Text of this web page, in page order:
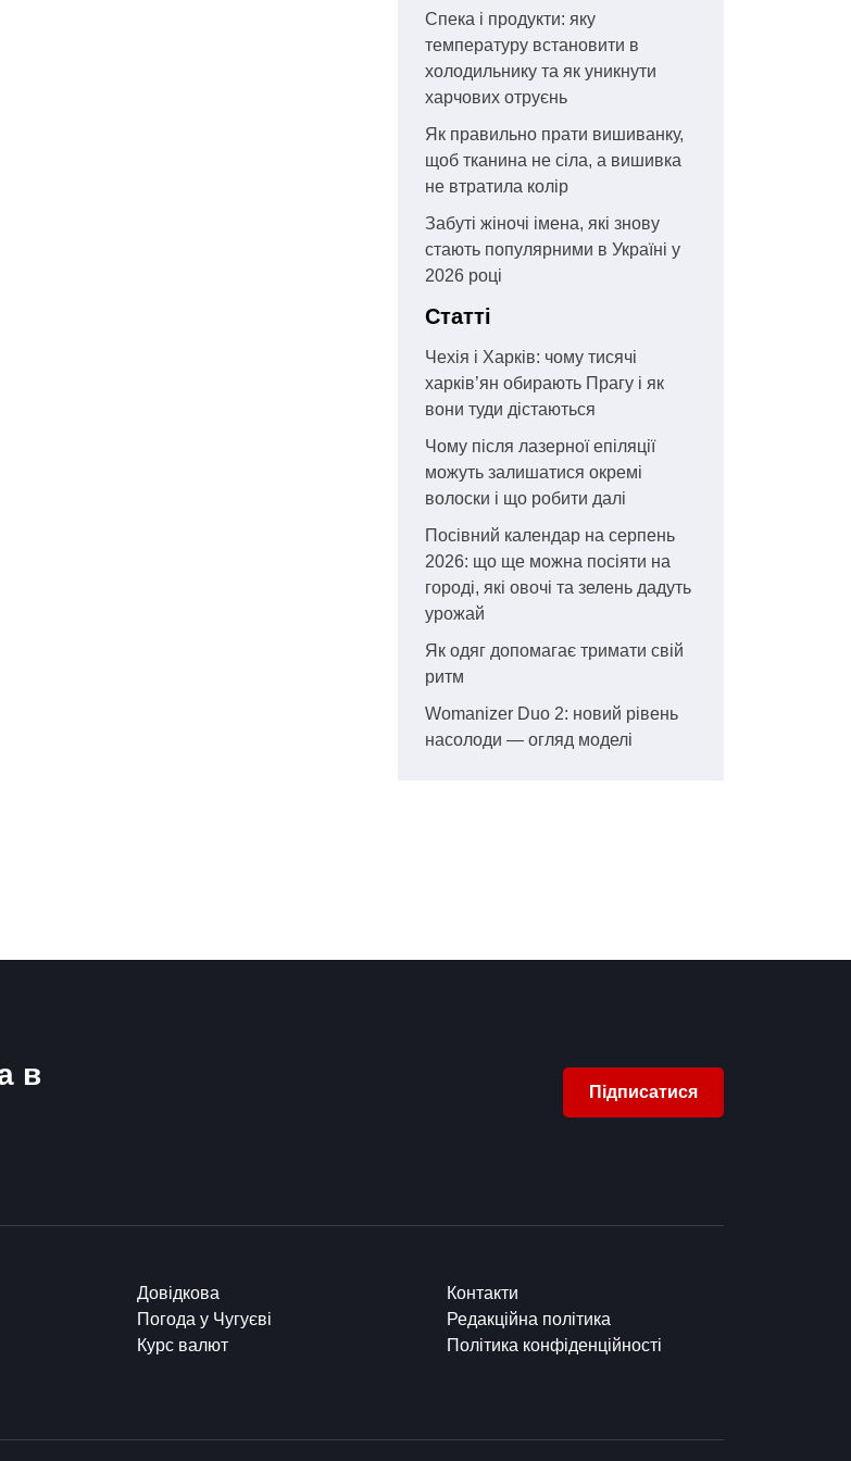
Спека і продукти: яку
температуру встановити в
холодильнику та як уникнути
харчових отруєнь
Як правильно прати вишиванку,
щоб тканина не сіла, а вишивка
не втратила колір
Забуті жіночі імена, які знову
стають популярними в Україні у
2026 році
Статті
Чехія і Харків: чому тисячі
харків’ян обирають Прагу і як
вони туди дістаються
Чому після лазерної епіляції
можуть залишатися окремі
волоски і що робити далі
Посівний календар на серпень
2026: що ще можна посіяти на
городі, які овочі та зелень дадуть
урожай
Як одяг допомагає тримати свій
ритм
Womanizer Duo 2: новий рівень
насолоди — огляд моделі
в
Підписатися
Довідкова
Погода у Чугуєві
Курс валют
Контакти
Редакційна політика
Політика конфіденційності